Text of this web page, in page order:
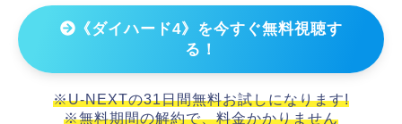
《ダイハード4》を今すぐ無料視聴す
る！
※U-NEXTの31日間無料お試しになります!
※無料期間の解約で、料金かかりません